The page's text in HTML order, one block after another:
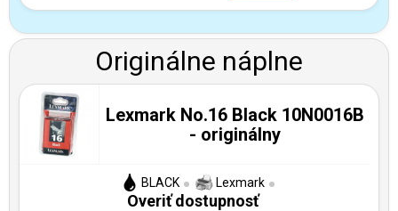
Originálne náplne
Lexmark No.16 Black 10N0016B
- originálny
BLACK Lexmark
Overiť dostupnosť